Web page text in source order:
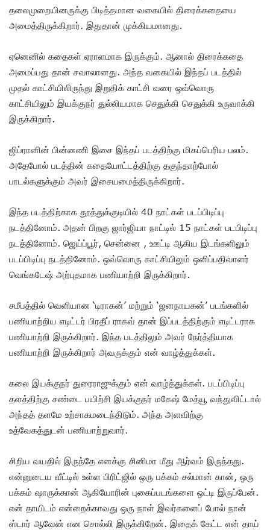
தலைமுறையினருக்கு பிடித்தமான வகையில் திரைக்கதையை
அமைத்திருக்கிறார். இதுதான் முக்கியமானது.
ஏனெனில் கதைகள் ஏராளமாக இருக்கும். ஆனால் திரைக்கதை
அமைப்பது தான் சவாலானது. அந்த வகையில் இந்தப் படத்தில்
முதல் காட்சியிலிருந்து இறுதிக் காட்சி வரை ஒவ்வொரு
காட்சியிலும் இயக்குநர் துல்லியமாக செதுக்கி செதுக்கி உருவாக்கி
இருக்கிறார்.
ஜிப்ரானின் பின்னணி இசை இந்தப் படத்திற்கு மிகப்பெரிய பலம்.
அதேபோல் படத்தின் கதையோட்டத்திற்கு தகுந்தாற்போல்
பாடல்களுக்கும் அவர் இசையமைத்திருக்கிறார்.
இந்த படத்திற்காக தூத்துக்குடியில் 40 நாட்கள் படப்பிடிப்பு
நடத்தினோம். அதன் பிறகு ஜார்ஜியா நாட்டில் 15 நாட்கள் படபிடிப்பு
நடத்தினோம். ஜெய்ப்பூர், சென்னை , ஊட்டி ஆகிய இடங்களிலும்
படப்பிடிப்பு நடத்தினோம்.‌ ஒவ்வொரு காட்சியிலும் ஒளிப்பதிவாளர்
வெங்கடேஷ் அற்புதமாக பணியாற்றி இருக்கிறார்.
சமீபத்தில் வெளியான ‘டிராகன்’ மற்றும் ‘ஜனநாயகன்’ படங்களில்
பணியாற்றிய எடிட்டர் பிரதீப் ராகவ் தான் இப்படத்திற்கும் எடிட்டராக
பணியாற்றி இருக்கிறார். இந்த படத்திலும் அவர் நேர்த்தியாக
பணியாற்றி இருக்கிறார் அவருக்கும் என் வாழ்த்துக்கள்.
கலை இயக்குநர் துரைராஜுக்கும் என் வாழ்த்துக்கள். படப்பிடிப்பு
தளத்திற்கு சண்டை பயிற்சி இயக்குநர் மகேஷ் மேத்யூ வந்துவிட்டால்
அந்தத் தளமே உற்சாகமடைந்திடும். அந்த அளவிற்கு
உத்வேகத்துடன் பணியாற்றுவார்.
சிறிய வயதில் இருந்தே எனக்கு சினிமா மீது ஆர்வம் இருந்தது.
என்னுடைய வீட்டில் உள்ள பிரிட்ஜில் ஒரு பக்கம் சல்மான் கான், ஒரு
பக்கம் ஷாருக்கான் ஆகியோரின் புகைப்படங்களை ஒட்டி இருப்பேன்.‌
என் தாயிடம் என்றைக்காவது ஒரு நாள் இவர்களைப் போல் நான்
ஸ்டார் ஆவேன் என சொல்லி இருக்கிறேன். இதைக் கேட்ட என் தாய்